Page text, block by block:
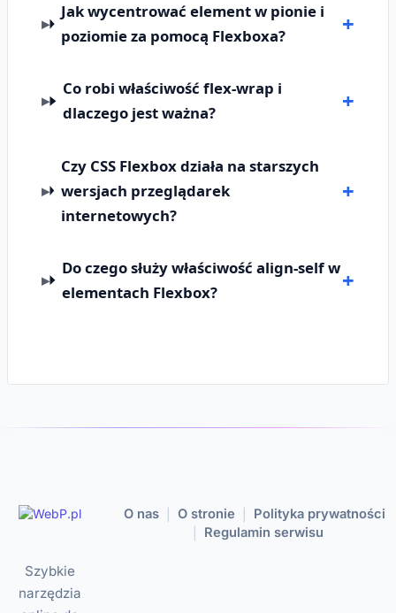
Jak wycentrować element w pionie i
poziomie za pomocą Flexboxa?
Co robi właściwość flex-wrap i
dlaczego jest ważna?
Czy CSS Flexbox działa na starszych
wersjach przeglądarek
internetowych?
Do czego służy właściwość align-self w
elementach Flexbox?
Szybkie
narzędzia
O nas O stronie Polityka prywatności
Regulamin serwisu